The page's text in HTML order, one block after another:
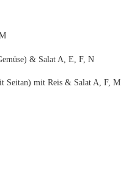
& Salat A, E, F, N
Seitan) mit Reis & Salat A, F, M